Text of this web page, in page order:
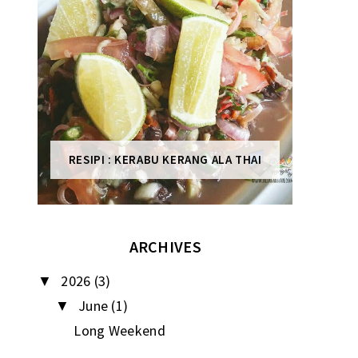
RESIPI : KERABU KERANG ALA THAI
ARCHIVES
▼ 2026 (3)
▼ June (1)
Long Weekend